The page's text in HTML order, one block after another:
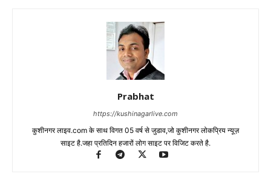
Prabhat
https://kushinagarlive.com
कुशीनगर लाइव.com के साथ विगत 05 वर्ष से जुडाव,जो कुशीनगर लोकप्रिय न्यूज़
साइट है.जहा प्रतिदिन हजारों लोग साइट पर विजिट करते है.